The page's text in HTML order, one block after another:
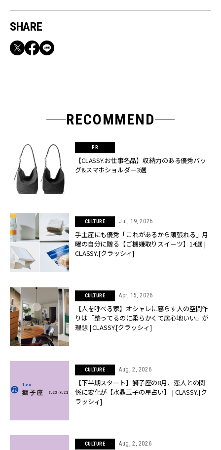
SHARE
RECOMMEND
【CLASSY.お仕事名品】収納力のある優秀バッ
グ&スマホショルダー3選
CULTURE Jul, 19, 2026
手土産にも優秀「これがあるから頑張れる」月
曜の自分に贈る【ご機嫌取りスイーツ】14選 |
CLASSY.[クラッシィ]
CULTURE Apr, 15, 2026
【人を呼べる家】オシャレに暮らす人の空間作
りは「整ってるのに柔らかくて居心地いい」が
理想 | CLASSY.[クラッシィ]
CULTURE Aug, 2, 2026
【下半期スタート】獅子座の8月、恋人との関
係に変化が【水晶玉子の星占い】 | CLASSY.[ク
ラッシィ]
CULTURE Aug, 2, 2026